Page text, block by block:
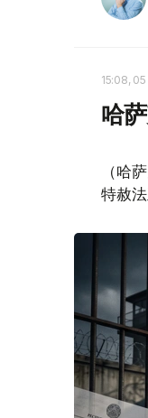
15:08,
哈
（哈
特赦